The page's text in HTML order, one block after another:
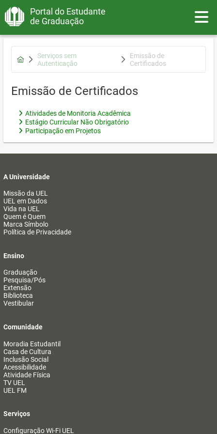
Portal do Estudante
de Graduação
Serviços sem
Autenticação
Emissão de
Certificados
Emissão de Certificados
Atividades de Monitoria Acadêmica
Estágio Curricular Não Obrigatório
Participação em Projetos
A Universidade
Missão da UEL
UEL em Dados
Vida na UEL
Quem é Quem
Marca Símbolo
Política de Privacidade
Ensino
Graduação
Pesquisa/Pós
Extensão
Biblioteca
Vestibular
Comunidade
Moradia Estudantil
Casa de Cultura
Inclusão Social
Acessibilidade
Atividade Física
TV UEL
UEL FM
Serviços
Configuração Wi-Fi UEL